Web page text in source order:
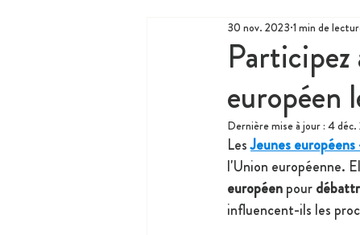
européen
30 nov. 2023 1 min de
Dernière mise à jour : 4 déc.
LesJeunes
l'Union européenne.
européen pour
influencent-ils les